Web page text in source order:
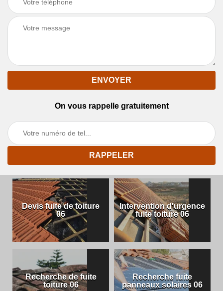
On vous rappelle gratuitement
Devis fuite de toiture
06
Intervention d'urgence
fuite toiture 06
Recherche de fuite
toiture 06
Recherche fuite
panneaux solaires 06